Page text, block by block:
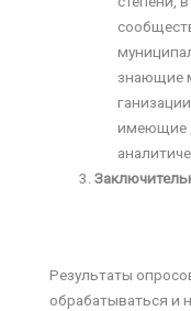
знающие
имеющие
Результаты
обрабатываться и